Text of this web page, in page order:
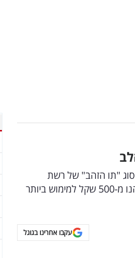
קנייה מסוג "תו הזהב" של רשת
שופרסל בשיתוף האגודה למען החייל ואגף כח אדם בצה"ל. יותר מ-10,000 זכאים יהנו מ-500 שקל למימוש ביותר
עקבו אחרינו בגוגל